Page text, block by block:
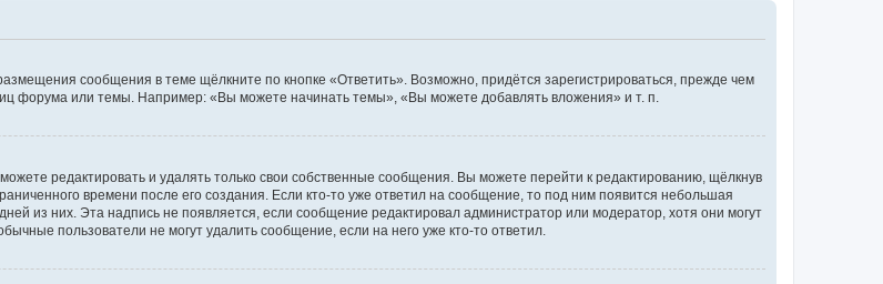
сообщения в теме щёлкните по кнопке «Ответить». Возможно, придётся зарегистрироваться, прежде чем
форума или темы. Например: «Вы можете начинать темы», «Вы можете добавлять вложения» и т. п.
редактировать и удалять только свои собственные сообщения. Вы можете перейти к редактированию, щёлкнув
времени после его создания. Если кто-то уже ответил на сообщение, то под ним появится небольшая
из них. Эта надпись не появляется, если сообщение редактировал администратор или модератор, хотя они могут
пользователи не могут удалить сообщение, если на него уже кто-то ответил.